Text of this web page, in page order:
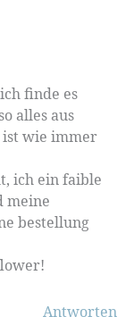
finde es
alles aus
ist wie immer
ich ein faible
meine
bestellung
Antworten